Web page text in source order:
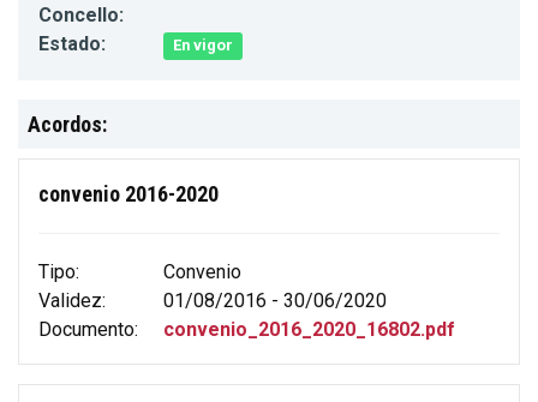
Concello:
Estado:
En vigor
Acordos:
convenio 2016-2020
Tipo:
Convenio
Validez:
01/08/2016 - 30/06/2020
Documento:
convenio_2016_2020_16802.pdf